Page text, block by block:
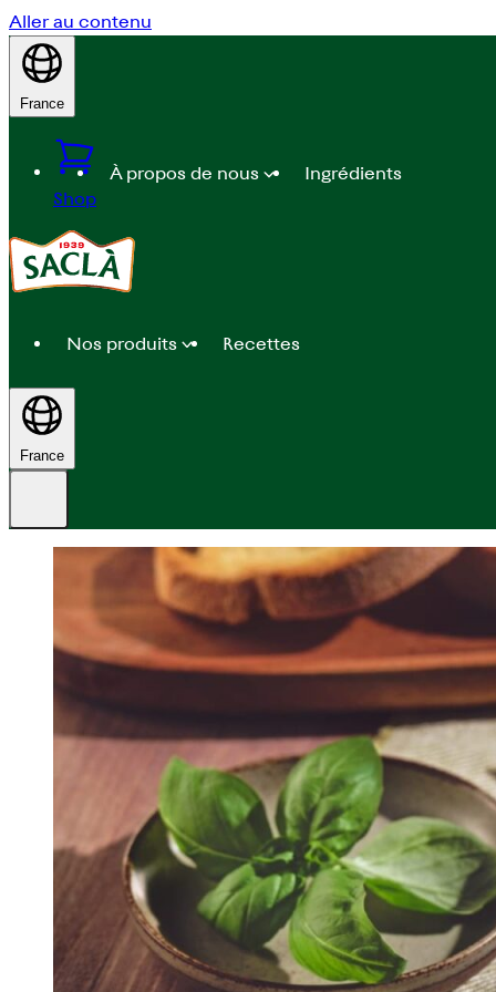
Aller au contenu
France
Shop
À propos de nous Ingrédients
Nos produits Recettes
France